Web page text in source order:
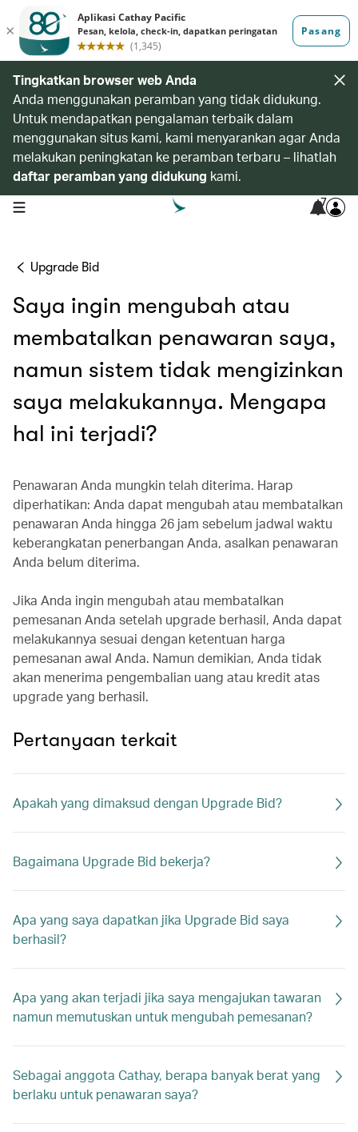
Tingkatkan browser web Anda
Anda menggunakan peramban yang tidak didukung.
Untuk mendapatkan pengalaman terbaik dalam
menggunakan situs kami, kami menyarankan agar Anda
melakukan peningkatan ke peramban terbaru – lihatlah
daftar peramban yang didukung kami.
open navigation menu 7
Upgrade Bid
Saya ingin mengubah atau
membatalkan penawaran saya,
namun sistem tidak mengizinkan
saya melakukannya. Mengapa
hal ini terjadi?
Penawaran Anda mungkin telah diterima. Harap
diperhatikan: Anda dapat mengubah atau membatalkan
penawaran Anda hingga 26 jam sebelum jadwal waktu
keberangkatan penerbangan Anda, asalkan penawaran
Anda belum diterima.
Jika Anda ingin mengubah atau membatalkan
pemesanan Anda setelah upgrade berhasil, Anda dapat
melakukannya sesuai dengan ketentuan harga
pemesanan awal Anda. Namun demikian, Anda tidak
akan menerima pengembalian uang atau kredit atas
upgrade yang berhasil.
Pertanyaan terkait
Apakah yang dimaksud dengan Upgrade Bid?
Bagaimana Upgrade Bid bekerja?
Apa yang saya dapatkan jika Upgrade Bid saya
berhasil?
Apa yang akan terjadi jika saya mengajukan tawaran
namun memutuskan untuk mengubah pemesanan?
Sebagai anggota Cathay, berapa banyak berat yang
berlaku untuk penawaran saya?